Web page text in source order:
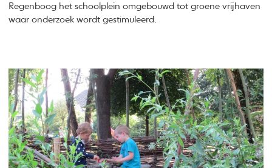
Regenboog het schoolplein omgebouwd tot groene vrijhaven
waar onderzoek wordt gestimuleerd.